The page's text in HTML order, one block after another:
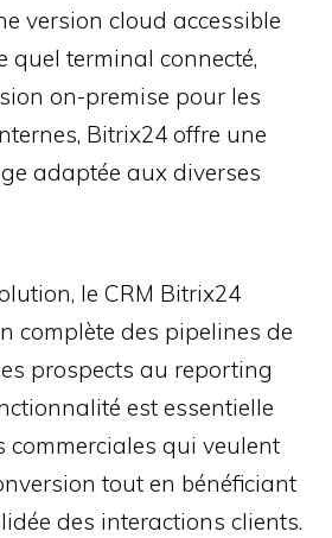
version cloud accessible
quel terminal connecté,
on-premise pour les
Bitrix24 offre une
adaptée aux diverses
le CRM Bitrix24
complète des pipelines de
prospects au reporting
est essentielle
commerciales qui veulent
tout en bénéficiant
des interactions clients.